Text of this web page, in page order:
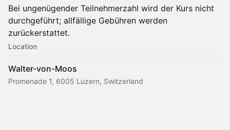
Bei ungenügender Teilnehmerzahl wird der Kurs nicht
durchgeführt; allfällige Gebühren werden
zurückerstattet.
Location
Walter-von-Moos
Promenade 1, 6005 Luzern, Switzerland